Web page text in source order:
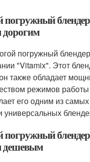
дорогим
погружный
"Vitamix". Этот
также обладает
режимов
его одним из самых
дешевым